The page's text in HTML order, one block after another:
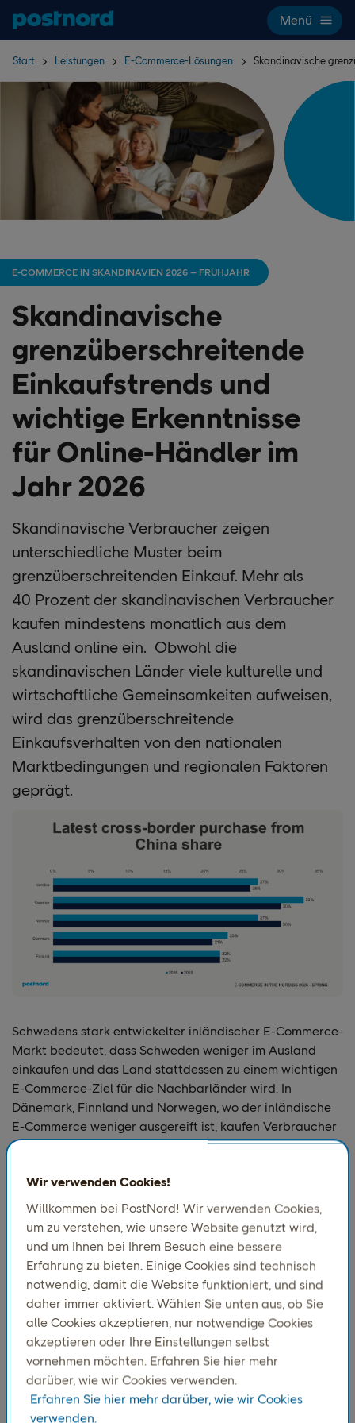
Hoppa över navigering och sök
Menü
Start Leistungen E-Commerce-Lösungen Skandinavische
E-COMMERCE IN SKANDINAVIEN 2026 – FRÜHJAHR
Skandinavische
grenzüberschreitende
Einkaufstrends und
wichtige Erkenntnisse
für Online-Händler im
Jahr 2026
Skandinavische Verbraucher zeigen
unterschiedliche Muster beim
grenzüberschreitenden Einkauf. Mehr als
40 Prozent der skandinavischen Verbraucher
kaufen mindestens monatlich aus dem
Ausland online ein. Obwohl die
skandinavischen Länder viele kulturelle und
wirtschaftliche Gemeinsamkeiten aufweisen,
wird das grenzüberschreitende
Einkaufsverhalten von den nationalen
Marktbedingungen und regionalen Faktoren
geprägt.
Schwedens stark entwickelter inländischer E-Commerce-
Markt bedeutet, dass Schweden weniger im Ausland
einkaufen und das Land stattdessen zu einem wichtigen
E-Commerce-Ziel für die Nachbarländer wird. In
Dänemark, Finnland und Norwegen, wo der inländische
E-Commerce weniger ausgereift ist, kaufen Verbraucher
häufiger im Ausland ein, um Zugang zu
die lokal nicht verfügbar sind.
Unter den skandinavischen Ländern tendieren die
Wir verwenden Cookies!
Willkommen bei PostNord! Wir verwenden Cookies,
um zu verstehen, wie unsere Website genutzt wird,
und um Ihnen bei Ihrem Besuch eine bessere
Erfahrung zu bieten. Einige Cookies sind technisch
notwendig, damit die Website funktioniert, und sind
daher immer aktiviert. Wählen Sie unten aus, ob Sie
alle Cookies akzeptieren, nur notwendige Cookies
akzeptieren oder Ihre Einstellungen selbst
vornehmen möchten. Erfahren Sie hier mehr
darüber, wie wir Cookies verwenden.
Erfahren Sie hier mehr darüber, wie wir Cookies
verwenden.